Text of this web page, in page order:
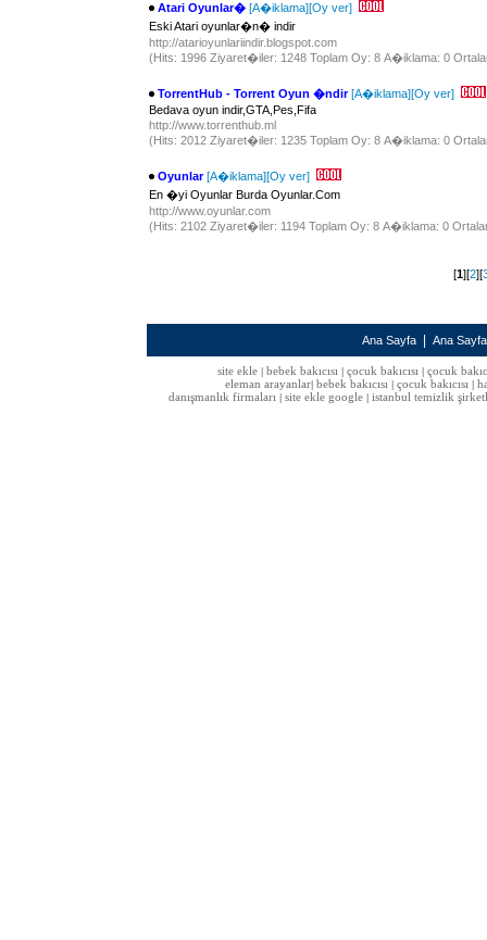
Atari Oyunlar� [A�iklama][Oy ver]
Eski Atari oyunlar�n� indir
http://atarioyunlariindir.blogspot.com
(Hits: 1996 Ziyaret�iler: 1248 Toplam Oy: 8 A�iklama: 0
TorrentHub - Torrent Oyun �ndir [A�iklama][Oy ver]
Bedava oyun indir,GTA,Pes,Fifa
http://www.torrenthub.ml
(Hits: 2012 Ziyaret�iler: 1235 Toplam Oy: 8 A�iklama: 0
Oyunlar [A�iklama][Oy ver]
En �yi Oyunlar Burda Oyunlar.Com
http://www.oyunlar.com
(Hits: 2102 Ziyaret�iler: 1194 Toplam Oy: 8 A�iklama: 0
[1][2][
Ana Sayfa Ana
site ekle| bebek bakıcısı| çocuk bakıcısı| çocuk
eleman arayanlar bebek bakıcısı çocuk bakıcısı
danışmanlık firmaları
site ekle google istanbul temizlik